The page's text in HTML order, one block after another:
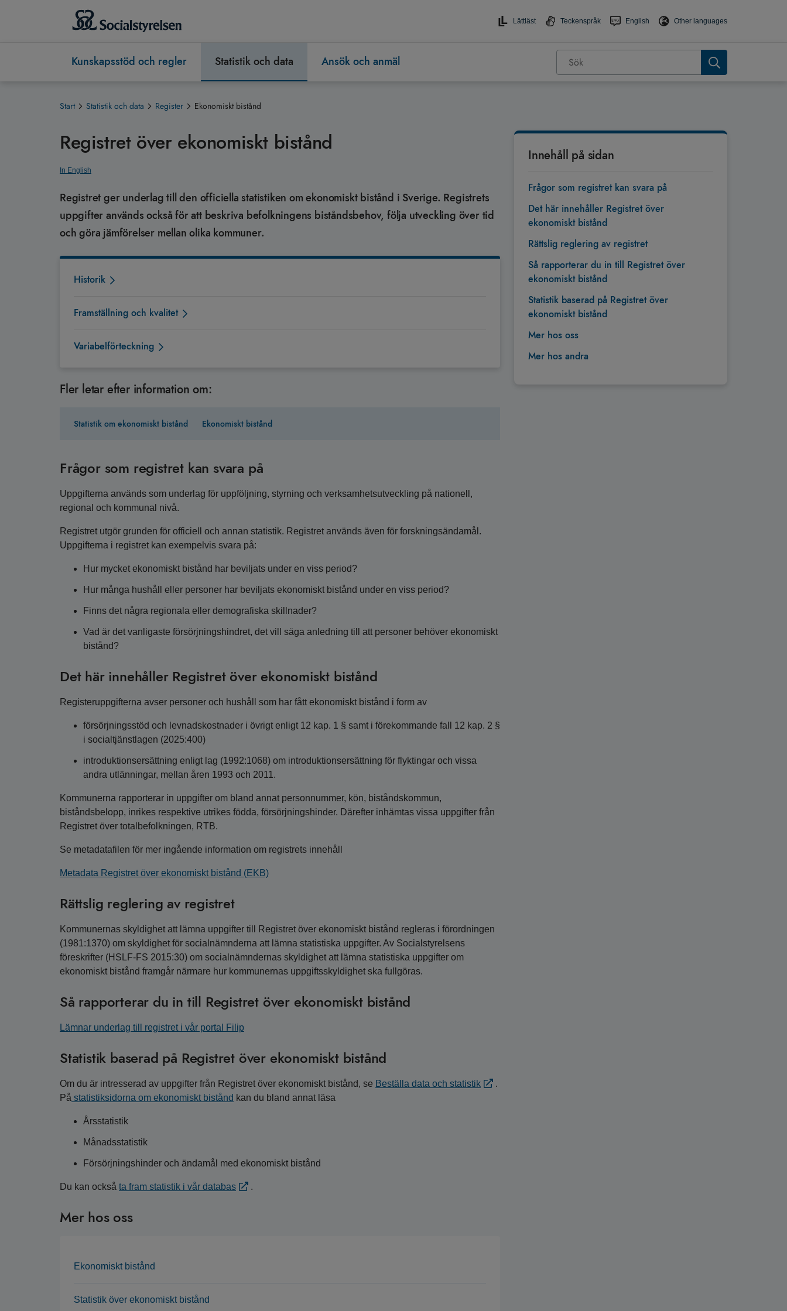
Lättläst Teckenspråk English Other languages
Kunskapsstöd och regler Statistik och data Ansök och anmäl
Start Statistik och data Register Ekonomiskt bistånd
Innehåll på sidan
Frågor som registret kan svara på
Det här innehåller Registret över
ekonomiskt bistånd
Rättslig reglering av registret
Så rapporterar du in till Registret över
ekonomiskt bistånd
Statistik baserad på Registret över
ekonomiskt bistånd
Mer hos oss
Mer hos andra
Registret över ekonomiskt bistånd
In English
Registret ger underlag till den officiella statistiken om ekonomiskt bistånd i Sverige. Registrets
uppgifter används också för att beskriva befolkningens biståndsbehov, följa utveckling över tid
och göra jämförelser mellan olika kommuner.
Historik
Framställning och kvalitet
Variabelförteckning
Fler letar efter information om:
Statistik om ekonomiskt bistånd Ekonomiskt bistånd
Frågor som registret kan svara på
Uppgifterna används som underlag för uppföljning, styrning och verksamhetsutveckling på nationell,
regional och kommunal nivå.
Registret utgör grunden för officiell och annan statistik. Registret används även för forskningsändamål.
Uppgifterna i registret kan exempelvis svara på:
Hur mycket ekonomiskt bistånd har beviljats under en viss period?
Hur många hushåll eller personer har beviljats ekonomiskt bistånd under en viss period?
Finns det några regionala eller demografiska skillnader?
Vad är det vanligaste försörjningshindret, det vill säga anledning till att personer behöver ekonomiskt
bistånd?
Det här innehåller Registret över ekonomiskt bistånd
Registeruppgifterna avser personer och hushåll som har fått ekonomiskt bistånd i form av
försörjningsstöd och levnadskostnader i övrigt enligt 12 kap. 1 § samt i förekommande fall 12 kap. 2 §
i socialtjänstlagen (2025:400)
introduktionsersättning enligt lag (1992:1068) om introduktionsersättning för flyktingar och vissa
andra utlänningar, mellan åren 1993 och 2011.
Kommunerna rapporterar in uppgifter om bland annat personnummer, kön, biståndskommun,
biståndsbelopp, inrikes respektive utrikes födda, försörjningshinder. Därefter inhämtas vissa uppgifter från
Registret över totalbefolkningen, RTB.
Se metadatafilen för mer ingående information om registrets innehåll
Metadata Registret över ekonomiskt bistånd (EKB)
Rättslig reglering av registret
Kommunernas skyldighet att lämna uppgifter till Registret över ekonomiskt bistånd regleras i förordningen
(1981:1370) om skyldighet för socialnämnderna att lämna statistiska uppgifter. Av Socialstyrelsens
föreskrifter (HSLF-FS 2015:30) om socialnämndernas skyldighet att lämna statistiska uppgifter om
ekonomiskt bistånd framgår närmare hur kommunernas uppgiftsskyldighet ska fullgöras.
Så rapporterar du in till Registret över ekonomiskt bistånd
Lämnar underlag till registret i vår portal Filip
Statistik baserad på Registret över ekonomiskt bistånd
Om du är intresserad av uppgifter från Registret över ekonomiskt bistånd, se Beställa data och statistik
.
På statistiksidorna om ekonomiskt bistånd kan du bland annat läsa
Årsstatistik
Månadsstatistik
Försörjningshinder och ändamål med ekonomiskt bistånd
Du kan också ta fram statistik i vår databas .
Mer hos oss
Ekonomiskt bistånd
Statistik över ekonomiskt bistånd